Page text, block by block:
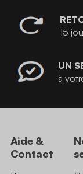
15
UN
à
Aide &
Contact